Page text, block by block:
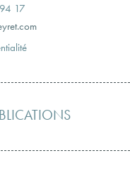
17